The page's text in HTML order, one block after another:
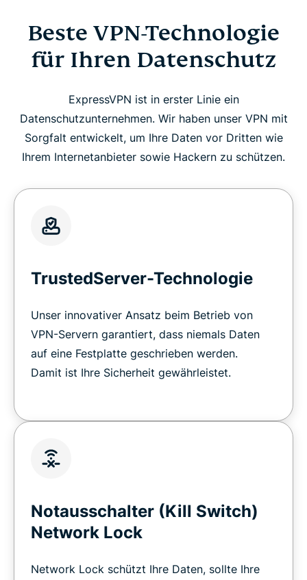
Beste VPN-Technologie
für Ihren Datenschutz
ExpressVPN ist in erster Linie ein
Datenschutzunternehmen. Wir haben unser VPN mit
Sorgfalt entwickelt, um Ihre Daten vor Dritten wie
Ihrem Internetanbieter sowie Hackern zu schützen.
TrustedServer-Technologie
Unser innovativer Ansatz beim Betrieb von
VPN-Servern garantiert, dass niemals Daten
auf eine Festplatte geschrieben werden.
Damit ist Ihre Sicherheit gewährleistet.
Notausschalter (Kill Switch)
Network Lock
Network Lock schützt Ihre Daten, sollte Ihre